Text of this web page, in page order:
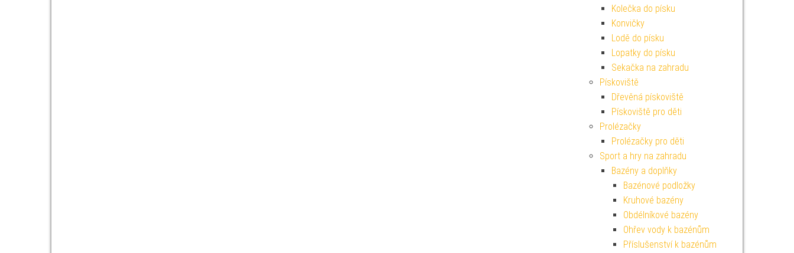
Kolečka do písku
Konvičky
Lodě do písku
Lopatky do písku
Sekačka na zahradu
Pískoviště
Dřevěná pískoviště
Pískoviště pro děti
Prolézačky
Prolézačky pro děti
Sport a hry na zahradu
Bazény a doplňky
Bazénové podložky
Kruhové bazény
Obdélníkové bazény
Ohřev vody k bazénům
Příslušenství k bazénům